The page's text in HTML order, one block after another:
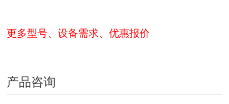
更多型号、设备需求、优惠报价
产品咨询